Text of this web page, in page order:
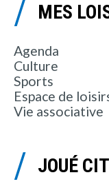
MES
Agenda
Culture
Sports
Espace de
Vie associative
JOUÉ